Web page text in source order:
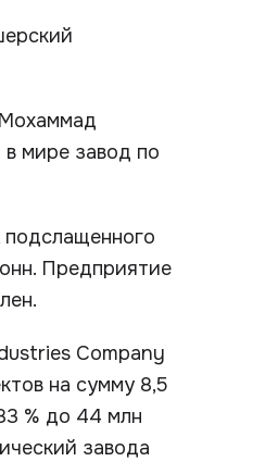
в мире завод по
подслащенного
Предприятие
Company
на сумму 8,5
% до 44 млн
завода